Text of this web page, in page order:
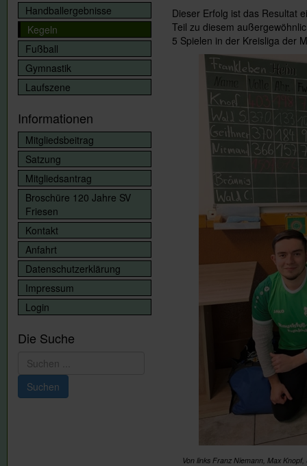
Dieser Erfolg ist das Resultat
Teil zu diesem
5 Spielen in der Kreisliga der
Von links Franz Niemann, Max
Handballergebnisse
Kegeln
Fußball
Gymnastik
Laufszene
Informationen
Mitgliedsbeitrag
Satzung
Mitgliedsantrag
Broschüre 120 Jahre SV
Friesen
Kontakt
Anfahrt
Datenschutzerklärung
Impressum
Login
Die Suche
Suchen
...
Suchen